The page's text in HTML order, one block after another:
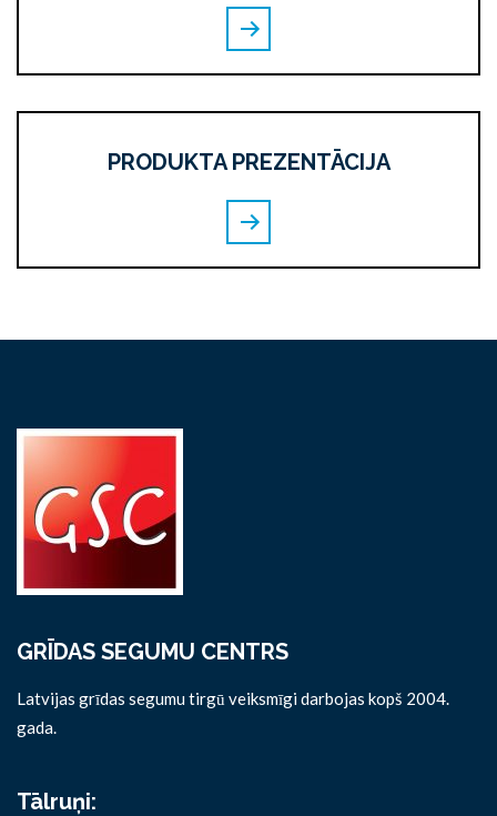
PRODUKTA PREZENTĀCIJA
GRĪDAS SEGUMU CENTRS
Latvijas grīdas segumu tirgū veiksmīgi darbojas kopš 2004.
gada.
Tālruņi: